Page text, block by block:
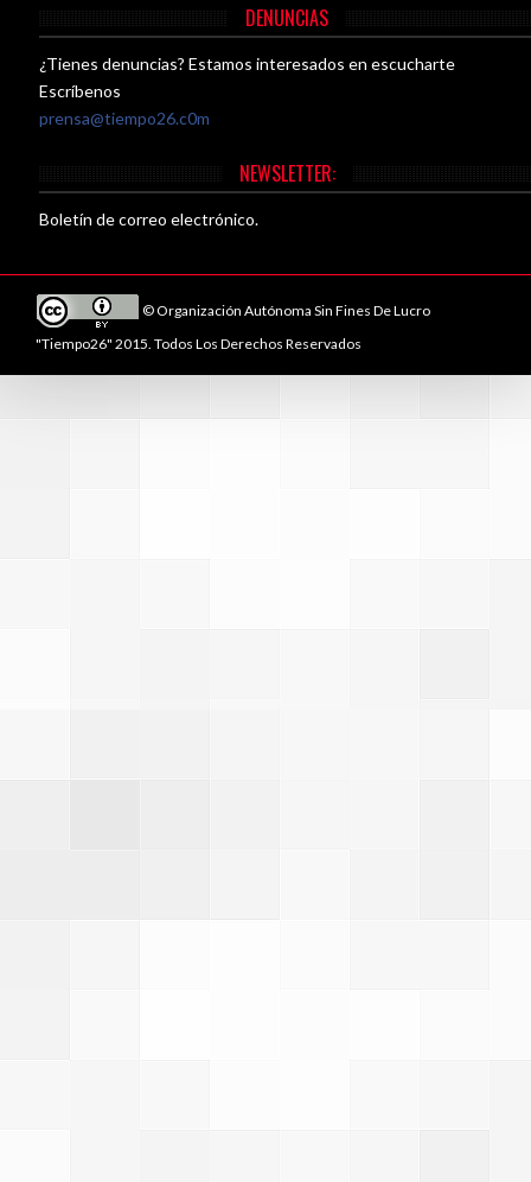
DENUNCIAS
¿Tienes denuncias? Estamos interesados en escucharte
Escríbenos
prensa@tiempo26.c0m
NEWSLETTER:
Boletín de correo electrónico.
© Organización Autónoma Sin Fines De Lucro
"Tiempo26" 2015. Todos Los Derechos Reservados